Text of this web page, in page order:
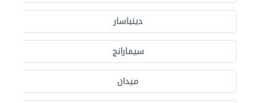
دينباسار
سيمارانج
ميدان